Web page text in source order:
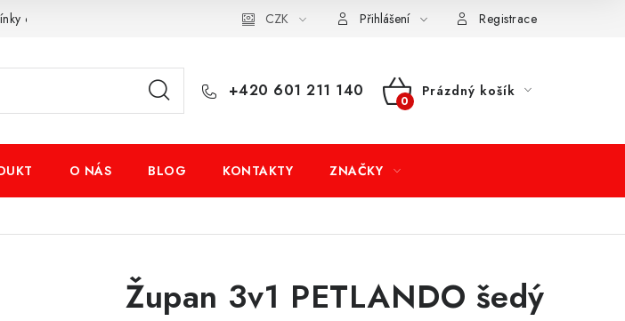
ochrany osobních údajů Obchodní podmínky Doprava a platba Moje objednávka
CZK Přihlášení Registrace
+420 601 211 140
NÁKUPNÍ
Prázdný košík
O NÁS BLOG KONTAKTY ZNAČKY
Župan 3v1 PETLANDO šedý